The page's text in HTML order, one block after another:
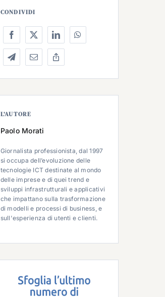
CONDIVIDI
L’AUTORE
Paolo Morati
Giornalista professionista, dal 1997
si occupa dell’evoluzione delle
tecnologie ICT destinate al mondo
delle imprese e di quei trend e
sviluppi infrastrutturali e applicativi
che impattano sulla trasformazione
di modelli e processi di business, e
sull'esperienza di utenti e clienti.